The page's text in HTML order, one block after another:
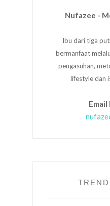
Nufazee -
Ibu dari tiga
bermanfaat
pengasuhan,
lifestyle dan
Email